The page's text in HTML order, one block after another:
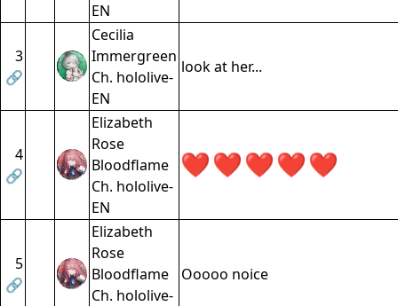
EN
3
🔗
Cecilia
Immergreen
Ch. hololive-
EN
look at her...
4
🔗
Elizabeth
Rose
Bloodflame
Ch. hololive-
EN
5
🔗
Elizabeth
Rose
Bloodflame
Ch. hololive-
Ooooo noice